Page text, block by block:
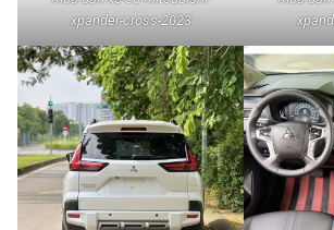
xpander-cross-2023